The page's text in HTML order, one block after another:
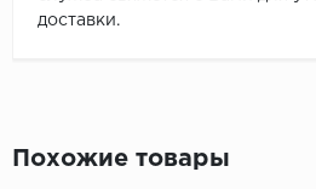
доставки.
Похожие товары